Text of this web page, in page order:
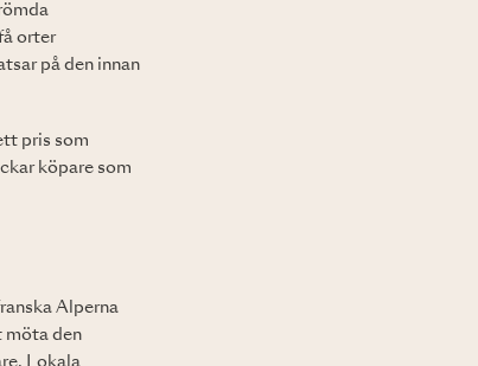
orter
på den innan
pris som
köpare som
Alperna
möta den
Lokala